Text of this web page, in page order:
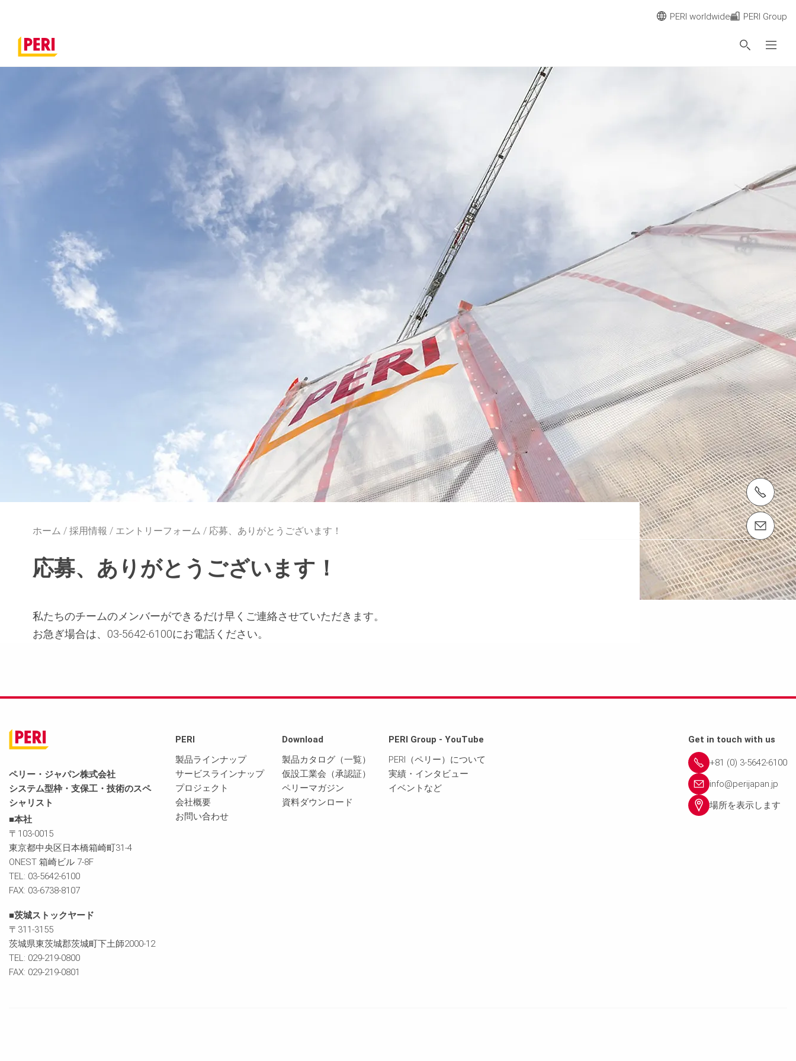
電話： 03-5642-6100
email（メール）： info@perijapan.jp
ホーム 採用情報 エントリーフォーム 応募、ありがとうございます！
応募、ありがとうございます！
私たちのチームのメンバーができるだけ早くご連絡させていただきます。
お急ぎ場合は、03-5642-6100にお電話ください。
PERI worldwide PERI Group
ペリー・ジャパン株式会社
システム型枠・支保工・技術のスペ
シャリスト
■本社
〒103-0015
東京都中央区日本橋箱崎町31-4
ONEST 箱崎ビル 7-8F
TEL: 03-5642-6100
FAX: 03-6738-8107
■茨城ストックヤード
〒311-3155
茨城県東茨城郡茨城町下土師2000-12
TEL: 029-219-0800
FAX: 029-219-0801
PERI
製品ラインナップ
サービスラインナップ
プロジェクト
会社概要
お問い合わせ
Download
製品カタログ（一覧）
仮設工業会（承認証）
ペリーマガジン
資料ダウンロード
PERI Group - YouTube
PERI（ペリー）について
実績・インタビュー
イベントなど
Get in touch with us
+81 (0) 3-5642-6100
info@perijapan.jp
場所を表示します